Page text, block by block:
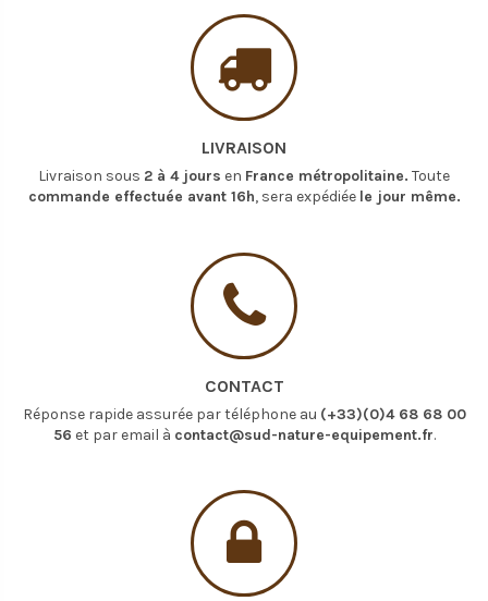
LIVRAISON
Livraison sous 2 à 4 jours en France métropolitaine. Toute
commande effectuée avant 16h, sera expédiée le jour même.
CONTACT
Réponse rapide assurée par téléphone au (+33)(0)4 68 68 00
56 et par email à contact@sud-nature-equipement.fr.